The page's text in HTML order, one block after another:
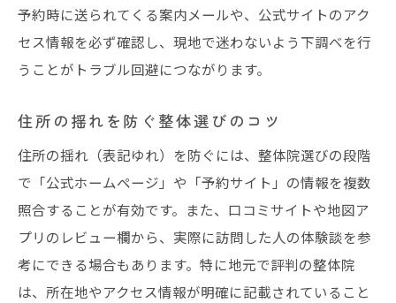
予約時に送られてくる案内メールや、公式サイトのアク
セス情報を必ず確認し、現地で迷わないよう下調べを行
うことがトラブル回避につながります。
住所の揺れを防ぐ整体選びのコツ
住所の揺れ（表記ゆれ）を防ぐには、整体院選びの段階
で「公式ホームページ」や「予約サイト」の情報を複数
照合することが有効です。また、口コミサイトや地図ア
プリのレビュー欄から、実際に訪問した人の体験談を参
考にできる場合もあります。特に地元で評判の整体院
は、所在地やアクセス情報が明確に記載されていること